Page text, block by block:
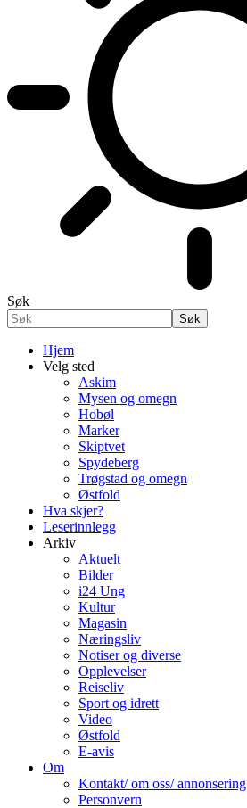
Søk
Hjem
Velg sted
Askim
Mysen og omegn
Hobøl
Marker
Skiptvet
Spydeberg
Trøgstad og omegn
Østfold
Hva skjer?
Leserinnlegg
Arkiv
Aktuelt
Bilder
i24 Ung
Kultur
Magasin
Næringsliv
Notiser og diverse
Opplevelser
Reiseliv
Sport og idrett
Video
Østfold
E-avis
Om
Kontakt/ om oss/ annonsering
Personvern